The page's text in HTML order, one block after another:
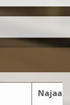
Najaar